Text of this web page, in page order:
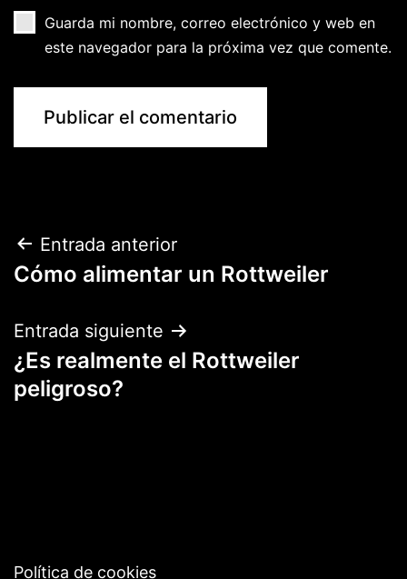
Guarda mi nombre, correo electrónico y web en
este navegador para la próxima vez que comente.
Navegación
de
entradas
Entrada anterior
Cómo alimentar un Rottweiler
Entrada siguiente
¿Es realmente el Rottweiler
peligroso?
Política de cookies